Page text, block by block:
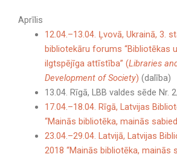
Aprīlis
12.04.–13.04. Ļvovā, Ukrainā, 3.
bibliotekāru forums “Bibliotēkas
ilgtspējīga attīstība” (Libraries
Development of Society) (dalība)
13.04. Rīgā, LBB valdes sēde Nr.
17.04.–18.04. Rīgā, Latvijas
“Mainās bibliotēka, mainās
23.04.–29.04. Latvijā, Latvijas
2018 “Mainās bibliotēka, mainās